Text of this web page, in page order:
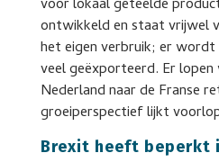
voor lokaal geteelde
ontwikkeld en staat vrijwel
het eigen verbruik; er
veel geëxporteerd. Er
Nederland naar de Franse
groeiperspectief lijkt
Brexit heeft beperkt